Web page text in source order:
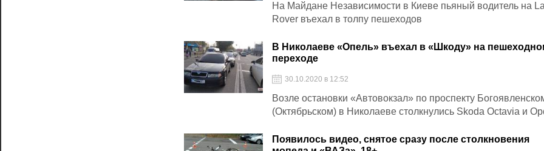
На Майдане Независимости в Киеве пьяный водитель на
Rover въехал в толпу пешеходов
В Николаеве «Опель» въехал в «Шкоду» на
переходе
30.10.2020 в 12:52
Возле остановки «Автовокзал» по проспекту
(Октябрьском) в Николаеве столкнулись Skoda Octavia и
Появилось видео, снятое сразу после столкновения